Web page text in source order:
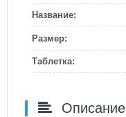
Название:
Размер:
Таблетка:
Описание